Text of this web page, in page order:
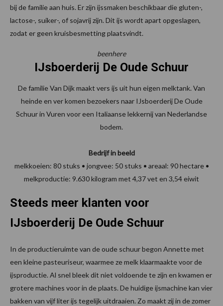
bij de familie aan huis. Er zijn ijssmaken beschikbaar die gluten-,
lactose-, suiker-, of sojavrij zijn. Dit ijs wordt apart opgeslagen,
zodat er geen kruisbesmetting plaatsvindt.
beenhere
IJsboerderij De Oude Schuur
De familie Van Dijk maakt vers ijs uit hun eigen melktank. Van
heinde en ver komen bezoekers naar IJsboerderij De Oude
Schuur in Vuren voor een Italiaanse lekkernij van Nederlandse
bodem.
Bedrijf in beeld
melkkoeien: 80 stuks • jongvee: 50 stuks • areaal: 90 hectare •
melkproductie: 9.630 kilogram met 4,37 vet en 3,54 eiwit
Steeds meer klanten voor
IJsboerderij De Oude Schuur
In de productieruimte van de oude schuur begon Annette met
een kleine pasteuriseur, waarmee ze melk klaarmaakte voor de
ijsproductie. Al snel bleek dit niet voldoende te zijn en kwamen er
grotere machines voor in de plaats. De huidige ijsmachine kan vier
bakken van vijf liter ijs tegelijk uitdraaien. Zo maakt zij in de zomer